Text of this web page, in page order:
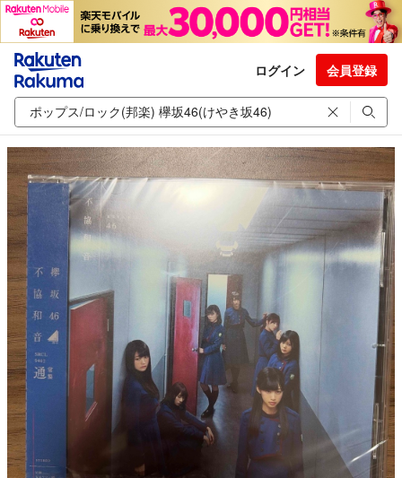
ログイン 会員登録